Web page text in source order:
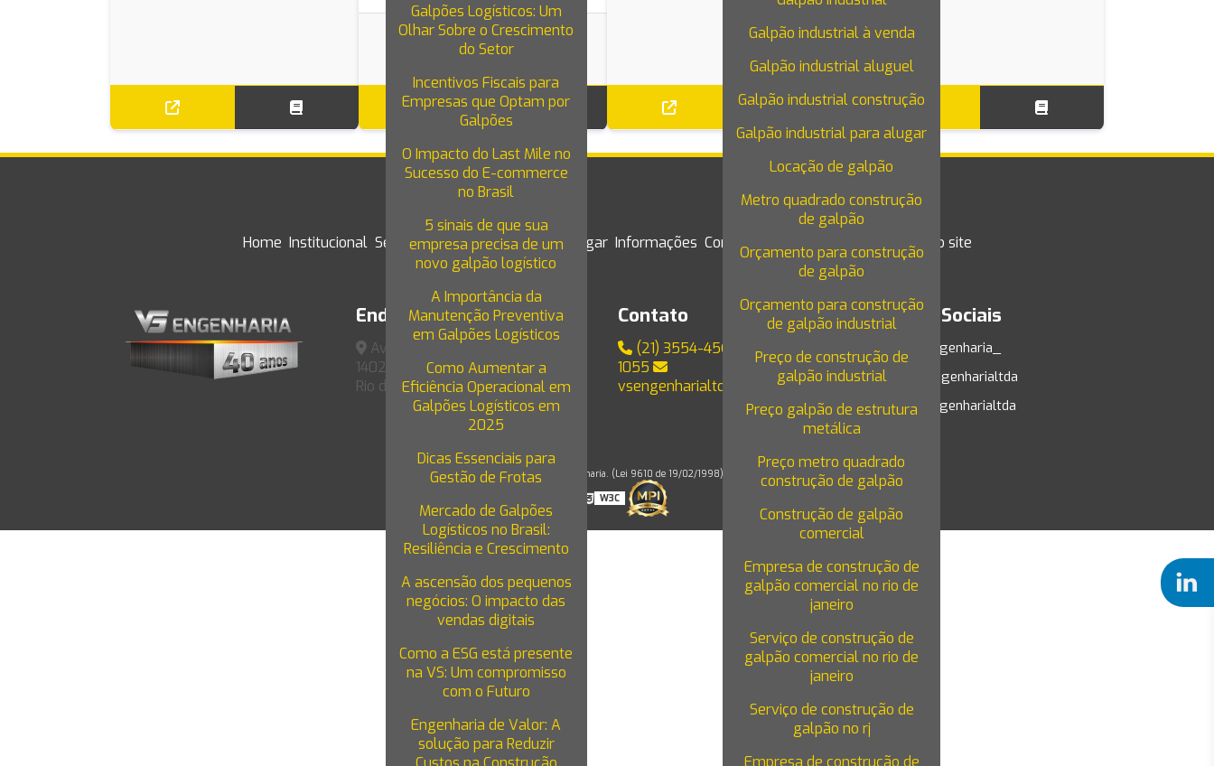
Galpões Logísticos: Um
Olhar Sobre o Crescimento
do Setor
Incentivos Fiscais para
Empresas que Optam por
Galpões
O Impacto do Last Mile no
Sucesso do E-commerce
no Brasil
5 sinais de que sua
empresa precisa de um
novo galpão logístico
A Importância da
Manutenção Preventiva
em Galpões Logísticos
Como Aumentar a
Eficiência Operacional em
Galpões Logísticos em
2025
Dicas Essenciais para
Gestão de Frotas
Mercado de Galpões
Logísticos no Brasil:
Resiliência e Crescimento
A ascensão dos pequenos
negócios: O impacto das
vendas digitais
Como a ESG está presente
na VS: Um compromisso
com o Futuro
Engenharia de Valor: A
solução para Reduzir
Galpão industrial à venda
Galpão industrial aluguel
Galpão industrial construção
Galpão industrial para alugar
Locação de galpão
Metro quadrado construção
de galpão
Orçamento para construção
de galpão
Orçamento para construção
de galpão industrial
Preço de construção de
galpão industrial
Preço galpão de estrutura
metálica
Preço metro quadrado
construção de galpão
Construção de galpão
comercial
Empresa de construção de
galpão comercial no rio de
janeiro
Serviço de construção de
galpão comercial no rio de
janeiro
Serviço de construção de
galpão no rj
Empresa de construção de
Dutra I
Home Institucional Serviços Blog Galpões para alugar Informações Contato Trabalhe conosco Mapa do site
Endereço
Av. Presidente Wilson, 231, Sala
1402 - Centro
Rio de Janeiro/RJ - CEP: 20030-021
Contato
(21) 3554-4565
(21) 98855-
1055
vsengenharialtda@gmail.com
Mídias Sociais
@vsengenharia_
@vsengenharialtda
@vsengenharialtda
Copyright © VS Engenharia. (Lei 9610 de 19/02/1998)
W3C